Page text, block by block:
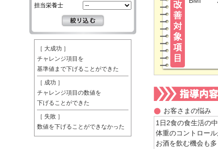
担当栄養士
［ 大成功 ］
チャレンジ項目を
基準値まで下げることができた
［ 成功 ］
チャレンジ項目の数値を
下げることができた
［ 失敗 ］
数値を下げることができなかった
お客さまの悩み
1日2食の食生活の
体重のコントロー
お酒を飲む機会も